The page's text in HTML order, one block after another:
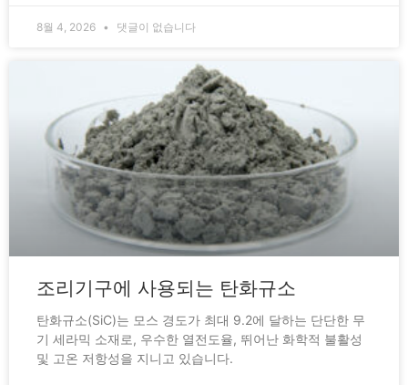
8월 4, 2026 댓글이 없습니다
조리기구에 사용되는 탄화규소
탄화규소(SiC)는 모스 경도가 최대 9.2에 달하는 단단한 무
기 세라믹 소재로, 우수한 열전도율, 뛰어난 화학적 불활성
및 고온 저항성을 지니고 있습니다.